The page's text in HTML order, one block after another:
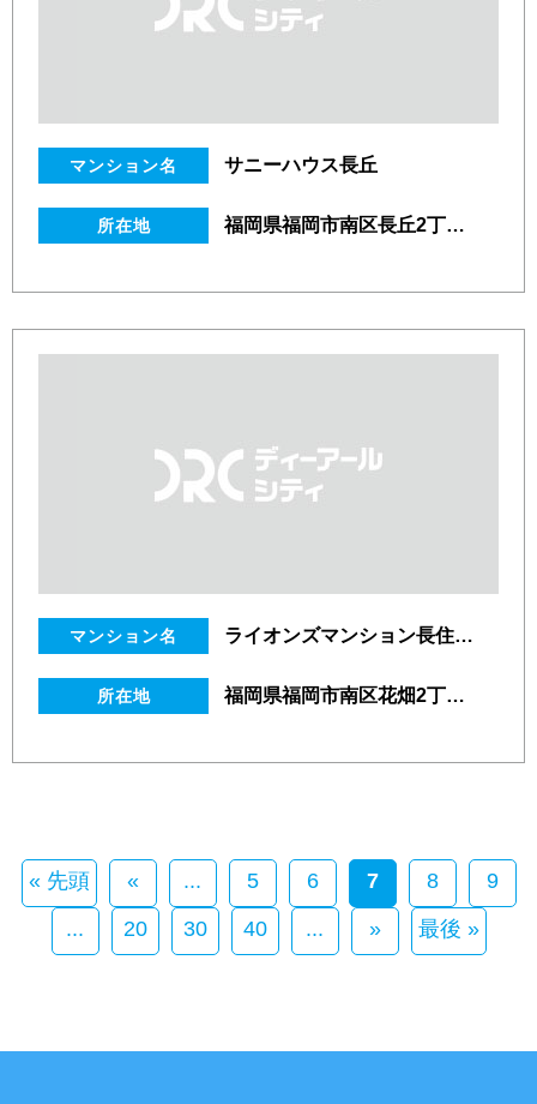
マンション名 サニーハウス長丘
所在地 福岡県福岡市南区長丘2丁目3番25号
マンション名 ライオンズマンション長住南第３
所在地 福岡県福岡市南区花畑2丁目36番12号
« 先頭 « ... 5 6 7 8
9
...
20 30 40 ... » 最後 »